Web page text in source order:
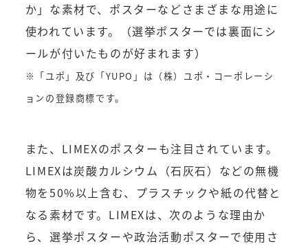
か」な素材で、ポスターなどさまざまな用途に
使われています。（選挙ポスターでは裏面にシ
ールが付いたものが好まれます）
※「ユポ」及び「YUPO」は（株）ユポ・コーポレーシ
ョンの登録商標です。
また、LIMEXのポスターも注目されています。
LIMEXは炭酸カルシウム（石灰石）などの無機
物を50%以上含む、プラスチックや紙の代替と
なる素材です。LIMEXは、次のような理由か
ら、選挙ポスターや政治活動ポスターで使用さ